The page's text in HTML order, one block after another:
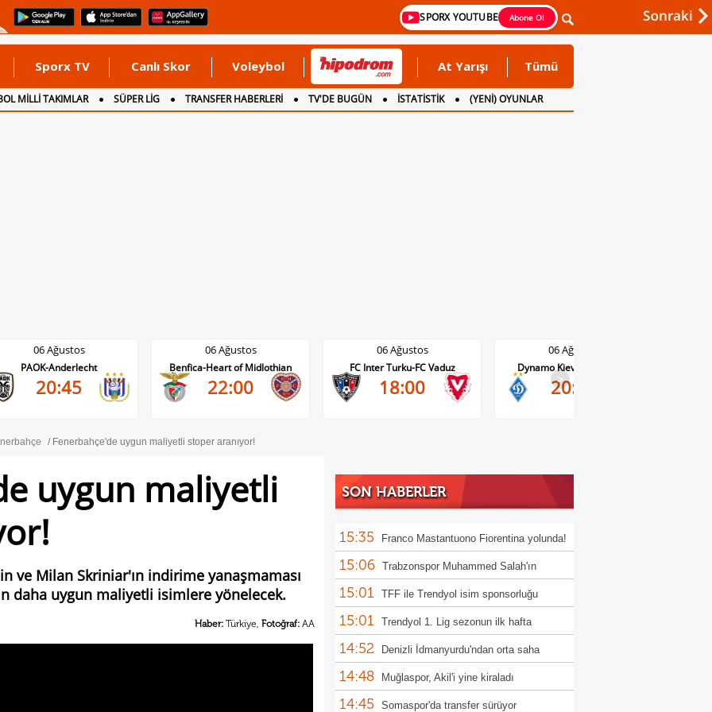
SPORX YOUTUBE Abone Ol
Sporx TV Canlı Skor Voleybol At Yarışı Tümü
MİLLİ TAKIMLAR SÜPER LİG TRANSFER HABERLERİ TV'DE BUGÜN İSTATİSTİK
(YENİ) OYUNLAR
06 Ağustos
PAOK-Anderlecht
20:45
06 Ağustos
Benfica-Heart of Midlothian
22:00
06 Ağustos
FC Inter Turku-FC Vaduz
18:00
06 Ağustos
Dynamo Kiev-Qarabag FK
20:00
>
Fenerbahçe'de uygun maliyetli stoper aranıyor!
uygun maliyetli
ve Milan Skriniar'ın indirime yanaşmaması
daha uygun maliyetli isimlere yönelecek.
Haber: Türkiye, Fotoğraf: AA
SON HABERLER
15:35 Franco Mastantuono Fiorentina yolunda!
15:06 Trabzonspor Muhammed Salah'ın
maliyetini açıkladı!
15:01 TFF ile Trendyol isim sponsorluğu
sözleşmesini uzattı
15:01 Trendyol 1. Lig sezonun ilk hafta
programı açıklandı
14:52 Denizli İdmanyurdu'ndan orta saha
transferi
14:48 Muğlaspor, Akil'i yine kiraladı
14:45 Somaspor'da transfer sürüyor